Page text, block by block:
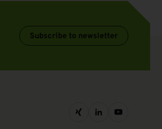
Subscribe to newsletter